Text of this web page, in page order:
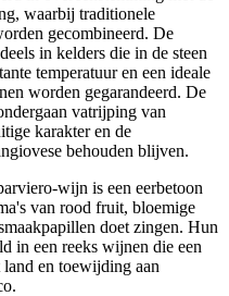
waarbij traditionele
gecombineerd. De
in kelders die in de steen
temperatuur en een ideale
worden gegarandeerd. De
vatrijping van
karakter en de
behouden blijven.
wijn is een eerbetoon
van rood fruit, bloemige
doet zingen. Hun
in een reeks wijnen die een
en toewijding aan